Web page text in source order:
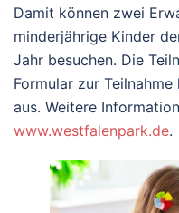
Damit können zwei
minderjährige Kinder
Jahr besuchen. Die
Formular zur
aus. Weitere
www.westfalenpark.de.